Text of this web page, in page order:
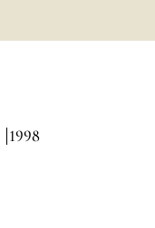
1998